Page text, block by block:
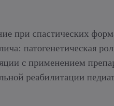
при спастических
патогенетическая
с применением
реабилитации